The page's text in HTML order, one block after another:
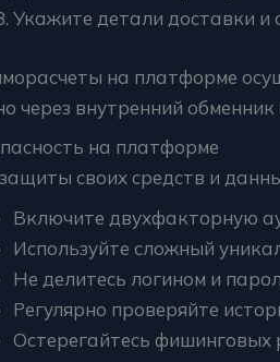
Укажите детали доставки и
на платформе
через внутренний
на платформе
своих средств и
Включите двухфакторную
Используйте сложный
Не делитесь логином и
Регулярно проверяйте
Остерегайтесь